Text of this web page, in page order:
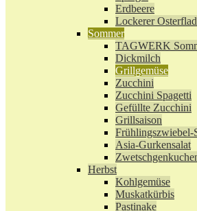
Erdbeere
Lockerer
Sommer
TAGWERK
Dickmilch
Grillgemüse
Zucchini
Zucchini Spagetti
Gefüllte Zucchini
Grillsaison
Frühlingszwiebel-
Asia-Gurkensalat
Herbst
Kohlgemüse
Muskatkürbis
Pastinake